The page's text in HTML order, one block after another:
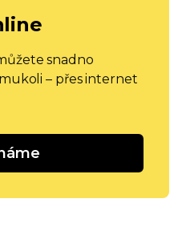
snadno
– přes internet